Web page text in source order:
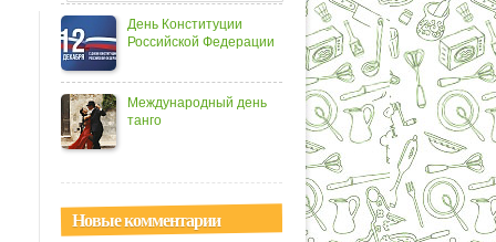
День Конституции
Российской Федерации
Международный день
танго
Новые комментарии